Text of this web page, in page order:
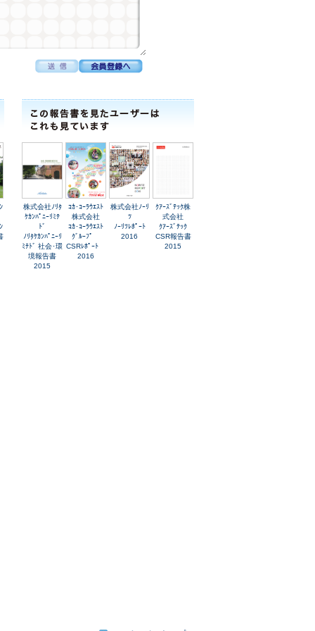
株式会社ﾉﾘﾀ
ｹｶﾝﾊﾟﾆｰﾘﾐﾃ
ﾄﾞ
ﾉﾘﾀｹｶﾝﾊﾟﾆｰﾘ
ﾐﾃﾄﾞ 社会･環
境報告書
2015
ｺｶ･ｺｰﾗｳｴｽﾄ
株式会社
ｺｶ･ｺｰﾗｳｴｽﾄ
ｸﾞﾙｰﾌﾟ
CSRﾚﾎﾟｰﾄ
2016
株式会社ﾉｰﾘ
ﾂ
ﾉｰﾘﾂﾚﾎﾟｰﾄ
2016
ｸｱｰｽﾞﾃｯｸ株
式会社
ｸｱｰｽﾞﾃｯｸ
CSR報告書
2015